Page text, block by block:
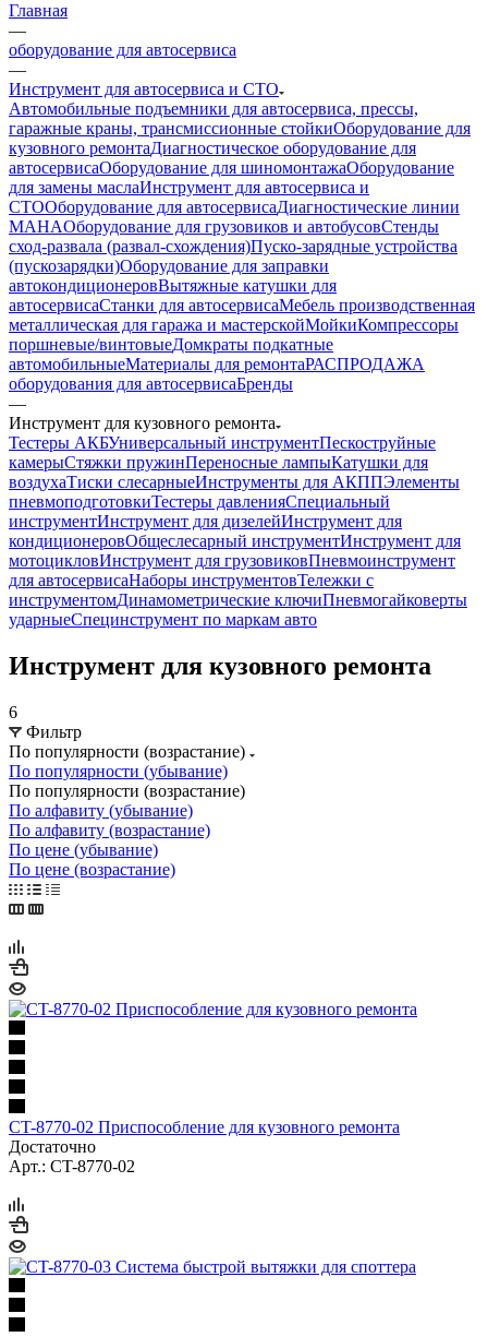
Главная
—
оборудование для автосервиса
—
Инструмент для автосервиса и СТО
Автомобильные подъемники для автосервиса, прессы,
гаражные краны, трансмиссионные стойкиОборудование для
кузовного ремонтаДиагностическое оборудование для
автосервисаОборудование для шиномонтажаОборудование
для замены маслаИнструмент для автосервиса и
СТООборудование для автосервисаДиагностические линии
MAHAОборудование для грузовиков и автобусовСтенды
сход-развала (развал-схождения)Пуско-зарядные устройства
(пускозарядки)Оборудование для заправки
автокондиционеровВытяжные катушки для
автосервисаСтанки для автосервисаМебель производственная
металлическая для гаража и мастерскойМойкиКомпрессоры
поршневые/винтовыеДомкраты подкатные
автомобильныеМатериалы для ремонтаРАСПРОДАЖА
оборудования для автосервисаБренды
—
Инструмент для кузовного ремонта
Тестеры АКБУниверсальный инструментПескоструйные
камерыСтяжки пружинПереносные лампыКатушки для
воздухаТиски слесарныеИнструменты для АКППЭлементы
пневмоподготовкиТестеры давленияСпециальный
инструментИнструмент для дизелейИнструмент для
кондиционеровОбщеслесарный инструментИнструмент для
мотоцикловИнструмент для грузовиковПневмоинструмент
для автосервисаНаборы инструментовТележки с
инструментомДинамометрические ключиПневмогайковерты
ударныеСпецинструмент по маркам авто
Инструмент для кузовного ремонта
6
Фильтр
По популярности (возрастание)
По популярности (убывание)
По популярности (возрастание)
По алфавиту (убывание)
По алфавиту (возрастание)
По цене (убывание)
По цене (возрастание)
CT-8770-02 Приспособление для кузовного ремонта
Достаточно
Арт.: CT-8770-02